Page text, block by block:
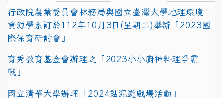
行政院農業委員會林務局與國立臺灣大學地理環境
資源學系訂於112年10月3日(星期二)舉辦「2023國
際保育研討會」
育秀教育基金會辦理之「2023小小廚神料理爭霸
戰」
國立清華大學辦理「2024黏泥遊戲場活動」